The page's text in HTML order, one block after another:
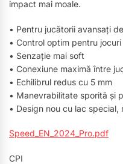
impact mai moale.
• Pentru jucătorii avansați
• Control optim pentru
• Senzație mai soft
• Conexiune maximă între
• Echilibrul redus cu 5 mm
• Manevrabilitate sporită și
• Design nou cu lac special,
Speed_EN_2024_Pro.pdf
CPI